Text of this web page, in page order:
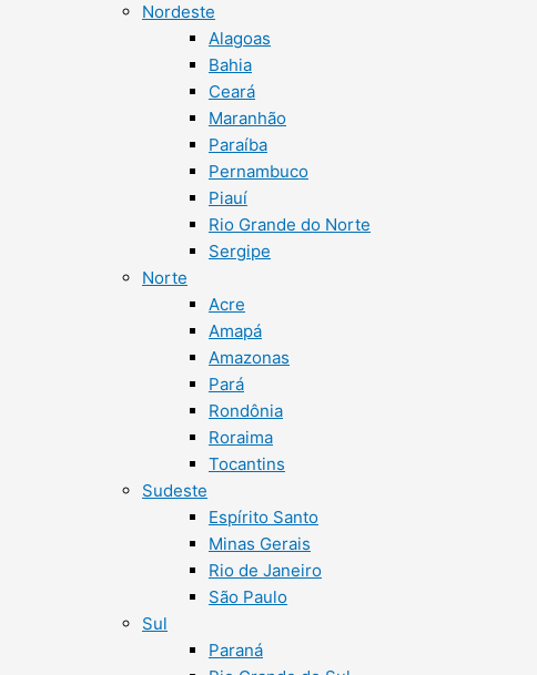
Nordeste
Alagoas
Bahia
Ceará
Maranhão
Paraíba
Pernambuco
Piauí
Rio Grande do Norte
Sergipe
Norte
Acre
Amapá
Amazonas
Pará
Rondônia
Roraima
Tocantins
Sudeste
Espírito Santo
Minas Gerais
Rio de Janeiro
São Paulo
Sul
Paraná